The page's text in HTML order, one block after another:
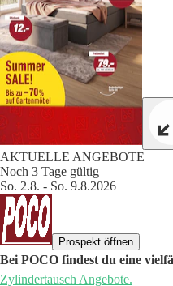
AKTUELLE ANGEBOTE
Noch 3 Tage gültig
So. 2.8. - So. 9.8.2026
Prospekt öffnen
Bei POCO findest du eine
Zylindertausch Angebote.